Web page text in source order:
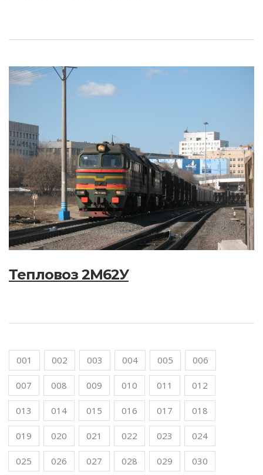
Тепловоз 2М62У
001 002 003 004 005 006
007 008 009 010 011 012
013 014 015 016 017 018
019 020 021 022 023 024
025 026 027 028 029 030